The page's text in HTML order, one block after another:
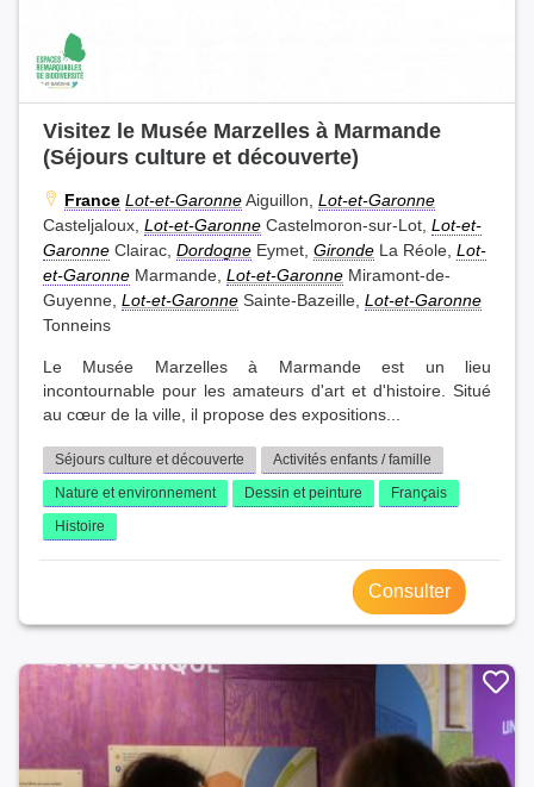
Visitez le Musée Marzelles à Marmande
(Séjours culture et découverte)
France Lot-et-GaronneAiguillon, Lot-et-Garonne
Casteljaloux, Lot-et-Garonne Castelmoron-sur-Lot, Lot-et-
Garonne Clairac, Dordogne Eymet, Gironde La Réole, Lot-
et-Garonne Marmande, Lot-et-Garonne Miramont-de-
Guyenne, Lot-et-Garonne Sainte-Bazeille, Lot-et-Garonne
Tonneins
Le Musée Marzelles à Marmande est un lieu
incontournable pour les amateurs d'art et d'histoire. Situé
au cœur de la ville, il propose des expositions...
Séjours culture et découverte
Activités enfants / famille
Nature et environnement
Dessin et peinture
Français
Histoire
Consulter